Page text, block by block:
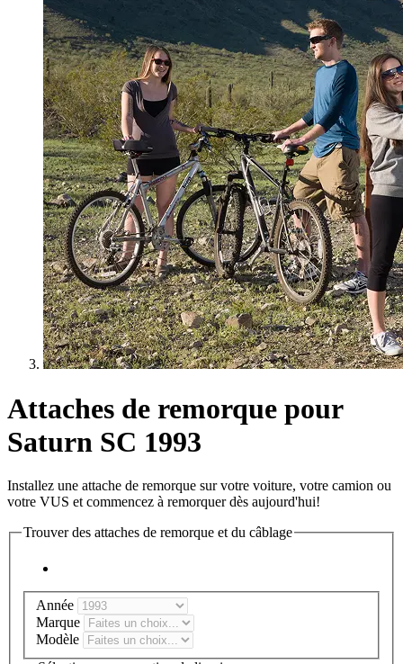
Attaches de remorque pour
Saturn SC 1993
Installez une attache de remorque sur votre voiture, votre camion ou
votre VUS et commencez à remorquer dès aujourd'hui!
Trouver des attaches de remorque et du câblage
Année
Marque
Modèle